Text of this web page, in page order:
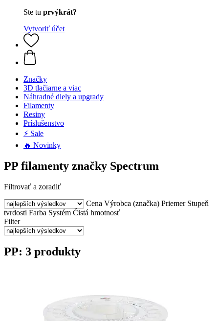
Ste tu prvýkrát?
Vytvoriť účet
Značky
3D tlačiarne a viac
Náhradné diely a upgrady
Filamenty
Resiny
Príslušenstvo
⚡ Sale
🔥 Novinky
PP filamenty značky Spectrum
Filtrovať a zoradiť
Cena Výrobca (značka) Priemer Stupeň
tvrdosti Farba Systém Čistá hmotnosť
Filter
PP: 3 produkty